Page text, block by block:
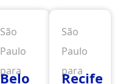
São
Paulo
para
Belo
São
Paulo
para
Recife